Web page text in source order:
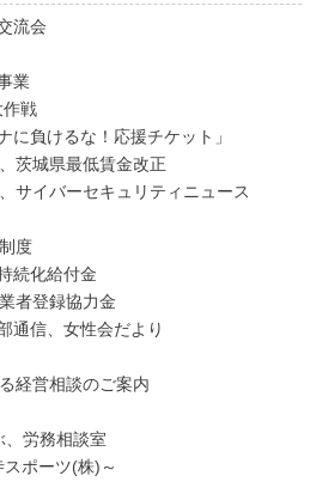
流会
業
戦
に負けるな！応援チケット」
茨城県最低賃金改正
サイバーセキュリティニュース
度
続化給付金
者登録協力金
通信、女性会だより
経営相談のご案内
、労務相談室
ポーツ(株)～